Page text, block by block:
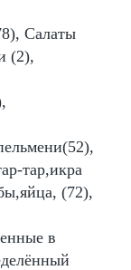
Салаты
(2),
тар,икра
(72),
в